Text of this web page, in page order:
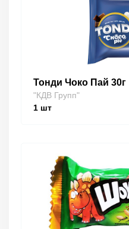
Тонди Чоко Пай 30г
"КДВ Групп"
1 шт